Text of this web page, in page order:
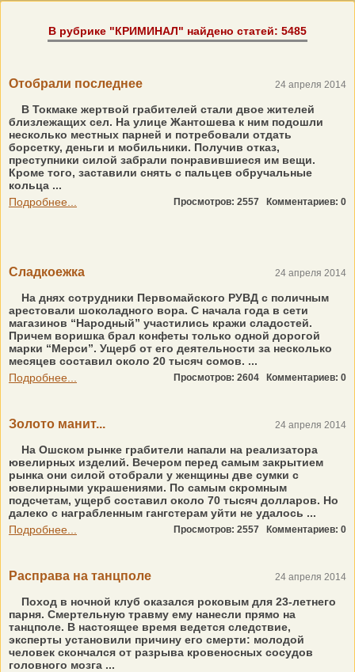
В рубрике "КРИМИНАЛ" найдено статей: 5485
Отобрали последнее 24 апреля 2014
В Токмаке жертвой грабителей стали двое жителей
близлежащих сел. На улице Жантошева к ним подошли
несколько местных парней и потребовали отдать
борсетку, деньги и мобильники. Получив отказ,
преступники силой забрали понравившиеся им вещи.
Кроме того, заставили снять с пальцев обручальные
кольца ...
Подробнее...
Просмотров: 2557 Комментариев: 0
Сладкоежка 24 апреля 2014
На днях сотрудники Первомайского РУВД с поличным
арестовали шоколадного вора. С начала года в сети
магазинов “Народный” участились кражи сладостей.
Причем воришка брал конфеты только одной дорогой
марки “Мерси”. Ущерб от его деятельности за несколько
месяцев составил около 20 тысяч сомов. ...
Подробнее...
Просмотров: 2604 Комментариев: 0
Золото манит... 24 апреля 2014
На Ошском рынке грабители напали на реализатора
ювелирных изделий. Вечером перед самым закрытием
рынка они силой отобрали у женщины две сумки с
ювелирными украшениями. По самым скромным
подсчетам, ущерб составил около 70 тысяч долларов. Но
далеко с награбленным гангстерам уйти не удалось ...
Подробнее...
Просмотров: 2557 Комментариев: 0
Расправа на танцполе 24 апреля 2014
Поход в ночной клуб оказался роковым для 23-летнего
парня. Смертельную травму ему нанесли прямо на
танцполе. В настоящее время ведется следствие,
эксперты установили причину его смерти: молодой
человек скончался от разрыва кровеносных сосудов
головного мозга ...